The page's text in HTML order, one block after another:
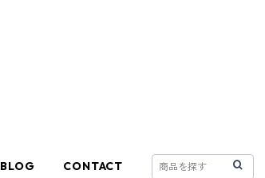
BLOG CONTACT